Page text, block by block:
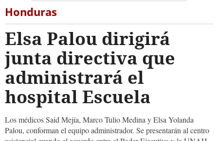
Honduras
Elsa Palou dirigirá
junta directiva que
administrará el
hospital Escuela
Los médicos Said Mejía, Marco Tulio Medina y Elsa Yolanda
Palou, conforman el equipo administrador. Se presentarán al centro